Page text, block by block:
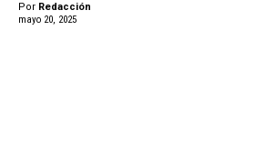
Por Redacción
mayo 20, 2025